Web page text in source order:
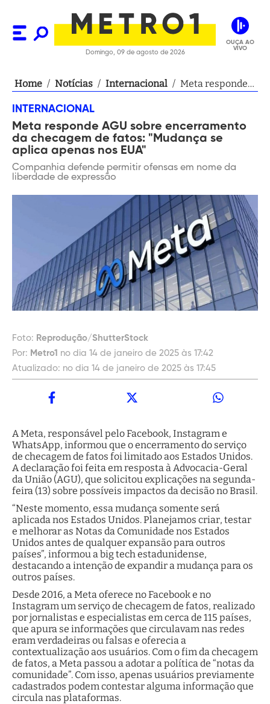
Domingo, 09 de agosto de 2026
OUÇA AO
VIVO
Home / Notícias / Internacional / Meta responde
da checagem de
fatos: "Mudança
nos EUA"
INTERNACIONAL
Meta responde AGU sobre encerramento
da checagem de fatos: "Mudança se
aplica apenas nos EUA"
Companhia defende permitir ofensas em nome da
liberdade de expressão
Foto: Reprodução/ShutterStock
Por: Metro1 no dia 14 de janeiro de 2025 às 17:42
Atualizado: no dia 14 de janeiro de 2025 às 17:45
A Meta, responsável pelo Facebook, Instagram e
WhatsApp, informou que o encerramento do serviço
de checagem de fatos foi limitado aos Estados Unidos.
A declaração foi feita em resposta à Advocacia-Geral
da União (AGU), que solicitou explicações na segunda-
feira (13) sobre possíveis impactos da decisão no Brasil.
“Neste momento, essa mudança somente será
aplicada nos Estados Unidos. Planejamos criar, testar
e melhorar as Notas da Comunidade nos Estados
Unidos antes de qualquer expansão para outros
países”, informou a big tech estadunidense,
destacando a intenção de expandir a mudança para os
outros países.
Desde 2016, a Meta oferece no Facebook e no
Instagram um serviço de checagem de fatos, realizado
por jornalistas e especialistas em cerca de 115 países,
que apura se informações que circulavam nas redes
eram verdadeiras ou falsas e oferecia a
contextualização aos usuários. Com o fim da checagem
de fatos, a Meta passou a adotar a política de “notas da
comunidade”. Com isso, apenas usuários previamente
cadastrados podem contestar alguma informação que
circula nas plataformas.